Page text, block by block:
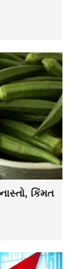
કિંમત